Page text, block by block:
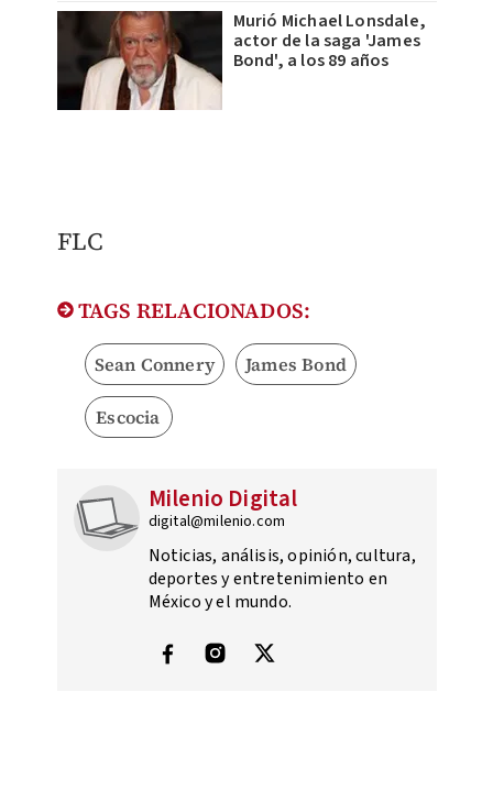
Murió Michael Lonsdale,
actor de la saga 'James
Bond', a los 89 años
FLC
TAGS RELACIONADOS:
Sean Connery James Bond
Escocia
Milenio Digital
digital@milenio.com
Noticias, análisis, opinión, cultura,
deportes y entretenimiento en
México y el mundo.